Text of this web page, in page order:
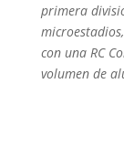
primera
con una RC
volumen de